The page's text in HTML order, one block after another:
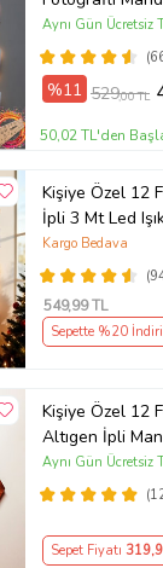
Masif Ahşap
Aynı Gün Ücretsiz
%11 529,00 TL
50,02 TL'den
Kişiye Özel 12
İpli 3 Mt Led
Fotoğraf
Kargo Bedava
549,99 TL
Sepette %20
Kişiye Özel 12
Altıgen İpli
Panosu
Aynı Gün Ücretsiz
Sepet Fiyatı 319